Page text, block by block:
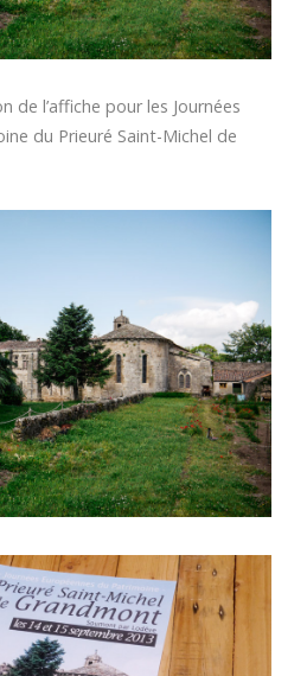
de l’affiche pour les Journées
du Prieuré Saint-Michel de